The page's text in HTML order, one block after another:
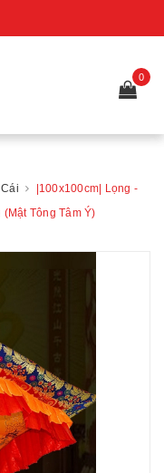
0
|100x100cm| Lọng -
Tông Tâm Ý)